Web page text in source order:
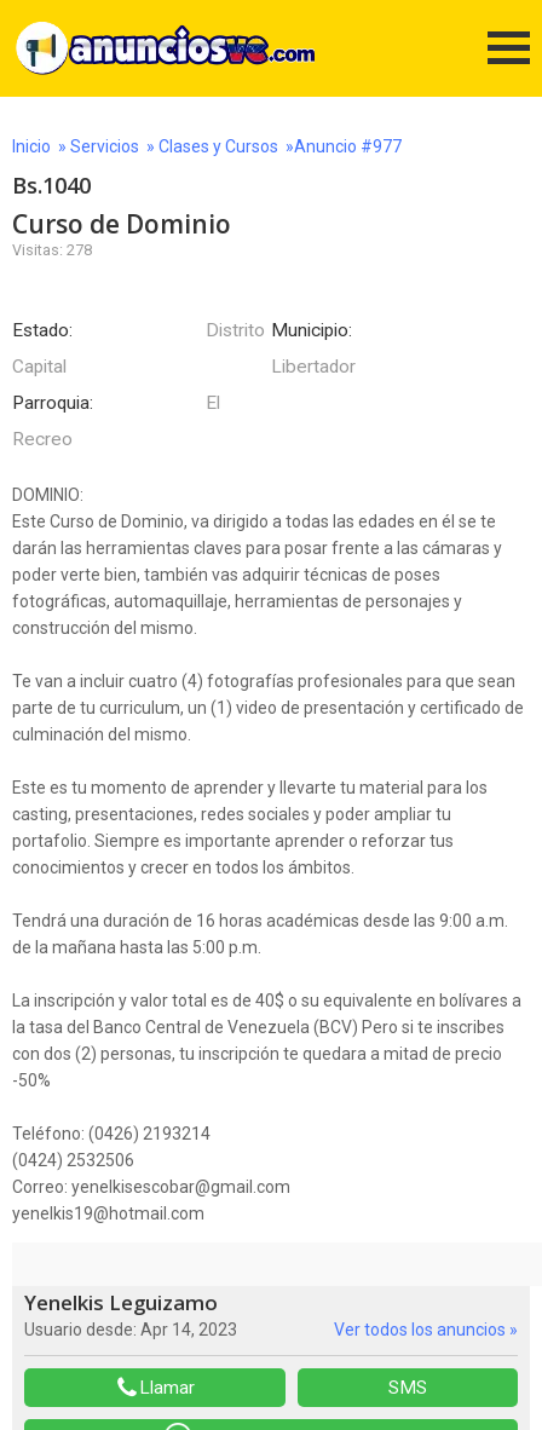
Inicio » Servicios » Clases y Cursos »Anuncio #977
Bs.1040
Curso de Dominio
Visitas: 278
Estado:
Distrito
Capital
Municipio:
Libertador
Parroquia:
El
Recreo
DOMINIO:
Este Curso de Dominio, va dirigido a todas las edades en él se te
darán las herramientas claves para posar frente a las cámaras y
poder verte bien, también vas adquirir técnicas de poses
fotográficas, automaquillaje, herramientas de personajes y
construcción del mismo.
Te van a incluir cuatro (4) fotografías profesionales para que sean
parte de tu curriculum, un (1) video de presentación y certificado de
culminación del mismo.
Este es tu momento de aprender y llevarte tu material para los
casting, presentaciones, redes sociales y poder ampliar tu
portafolio. Siempre es importante aprender o reforzar tus
conocimientos y crecer en todos los ámbitos.
Tendrá una duración de 16 horas académicas desde las 9:00 a.m.
de la mañana hasta las 5:00 p.m.
La inscripción y valor total es de 40$ o su equivalente en bolívares a
la tasa del Banco Central de Venezuela (BCV) Pero si te inscribes
con dos (2) personas, tu inscripción te quedara a mitad de precio
-50%
Teléfono: (0426) 2193214
(0424) 2532506
Correo: yenelkisescobar@gmail.com
yenelkis19@hotmail.com
Yenelkis Leguizamo
Usuario desde: Apr 14, 2023 Ver todos los anuncios »
Llamar SMS